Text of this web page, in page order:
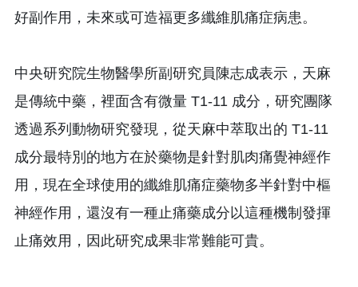
好副作用，未來或可造福更多纖維肌痛症病患。
中央研究院生物醫學所副研究員陳志成表示，天麻
是傳統中藥，裡面含有微量 T1-11 成分，研究團隊
透過系列動物研究發現，從天麻中萃取出的 T1-11
成分最特別的地方在於藥物是針對肌肉痛覺神經作
用，現在全球使用的纖維肌痛症藥物多半針對中樞
神經作用，還沒有一種止痛藥成分以這種機制發揮
止痛效用，因此研究成果非常難能可貴。